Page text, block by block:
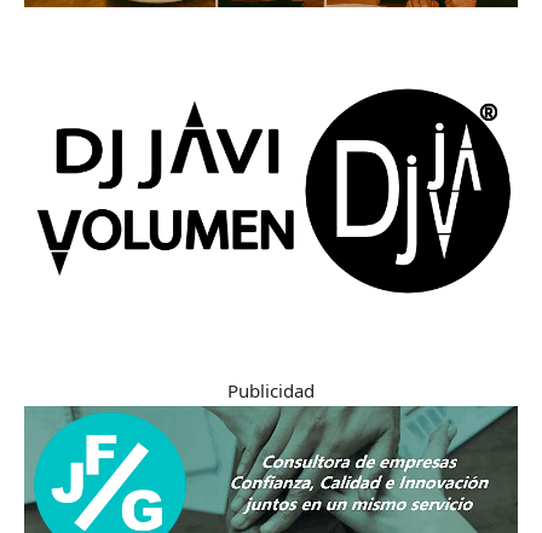
Publicidad